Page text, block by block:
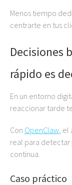
Menos tiempo
centrarte en tus
Decisiones
rápido es
En un entorno
reaccionar tarde
Con OpenClaw, el
real para detectar
continua.
Caso práctico